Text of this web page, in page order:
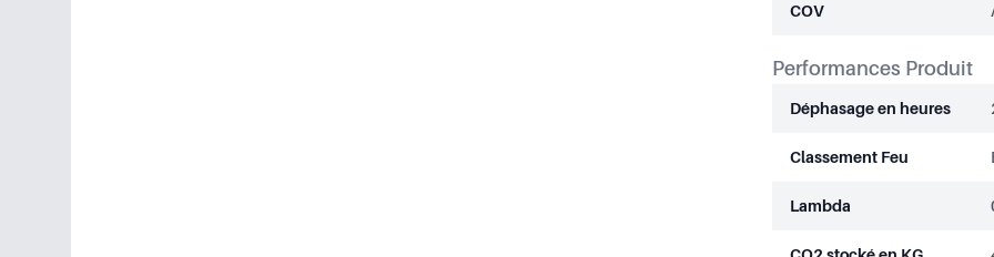
COV
Performances Produit
Déphasage en heures
Classement Feu
Lambda